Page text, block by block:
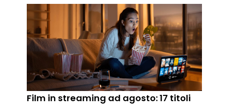
Film in streaming ad agosto: 17 titoli